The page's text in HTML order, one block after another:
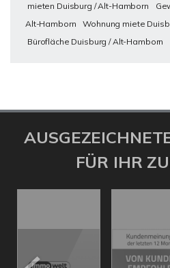
mieten Duisburg / Alt-Hamborn
Alt-Hamborn
Wohnung miete
Bürofläche Duisburg / Alt-Hamborn
FÜR IHR